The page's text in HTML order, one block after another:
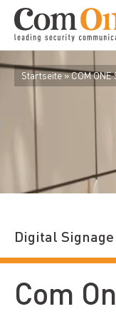
Startseite»COM ONE
Digital Signage
Com